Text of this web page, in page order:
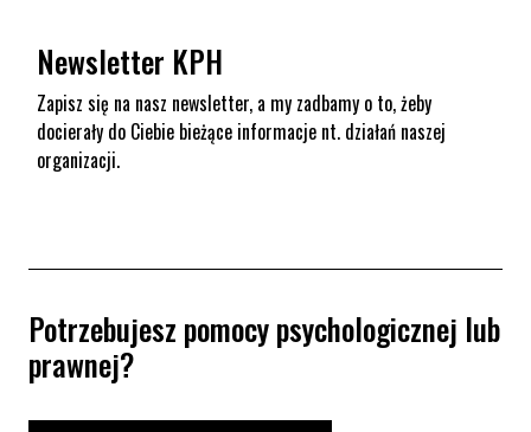
Newsletter KPH
Zapisz się na nasz newsletter, a my zadbamy o to, żeby
docierały do Ciebie bieżące informacje nt. działań naszej
organizacji.
Potrzebujesz pomocy psychologicznej lub
prawnej?